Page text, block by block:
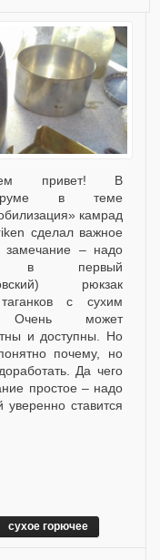
в теме
камрад
сделал важное
замечание – надо
в первый
рюкзак
с сухим
Очень может
и доступны. Но
почему, но
Да чего
простое – надо
уверенно ставится
сухое горючее